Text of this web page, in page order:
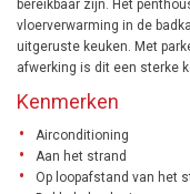
bereikbaar zijn. Het
vloerverwarming in de
uitgeruste keuken. Met
afwerking is dit een sterke
Kenmerken
Airconditioning
Aan het strand
Op loopafstand van het